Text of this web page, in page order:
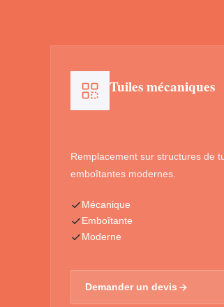
Tuiles mécaniques
Remplacement sur structures de
emboîtantes modernes.
Mécanique
Emboîtante
Moderne
Demander un devis